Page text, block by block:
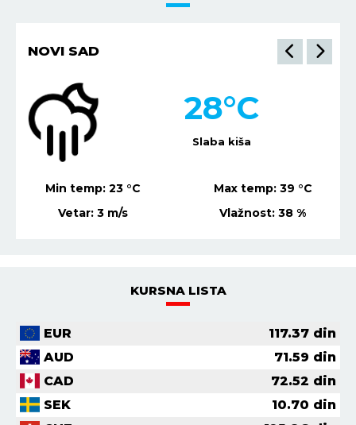
NIŠ
Vedro nebo
27°C
Min temp:21 °C Max temp: 37 °C
Vetar:2 m/s Vlažnost: 44 %
KURSNA LISTA
EUR 117.37 din
AUD
71.59 din
CAD
72.52 din
SEK
10.70 din